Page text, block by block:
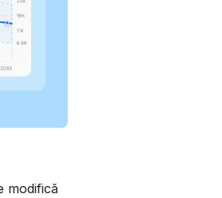
modifică